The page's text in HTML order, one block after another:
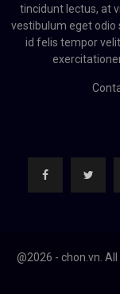
tincidunt lectus, at
vestibulum eget odio
id felis tempor
@2026 - chon.vn.